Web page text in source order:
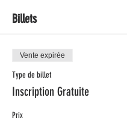
Billets
Vente expirée
Type de billet
Inscription Gratuite
Prix